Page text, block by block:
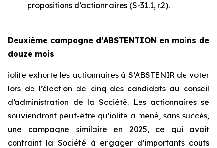
propositions d’actionnaires (S-31.1, r.2).
Deuxième campagne d’ABSTENTION en moins de
douze mois
iolite exhorte les actionnaires à S’ABSTENIR de voter
lors de l’élection de cinq des candidats au conseil
d’administration de la Société. Les actionnaires se
souviendront peut-être qu’iolite a mené, sans succès,
une campagne similaire en 2025, ce qui avait
contraint la Société à engager d’importants coûts